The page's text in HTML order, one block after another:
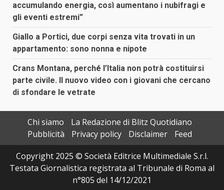
accumulando energia, così aumentano i nubifragi e
gli eventi estremi”
Giallo a Portici, due corpi senza vita trovati in un
appartamento: sono nonna e nipote
Crans Montana, perché l’Italia non potrà costituirsi
parte civile. Il nuovo video con i giovani che cercano
di sfondare le vetrate
Chi siamo
La Redazione di Blitz Quotidiano
Pubblicità
Privacy policy Disclaimer
Feed
Copyright 2025 © Società Editrice Multimediale S.r.l.
Testata Giornalistica registrata al Tribunale di Roma al
n°805 del 14/12/2021